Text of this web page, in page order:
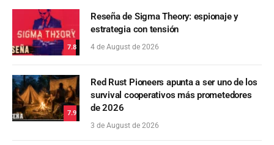
7.8
Reseña de Sigma Theory: espionaje y
estrategia con tensión
4 de August de 2026
7.9
Red Rust Pioneers apunta a ser uno de los
survival cooperativos más prometedores
de 2026
3 de August de 2026